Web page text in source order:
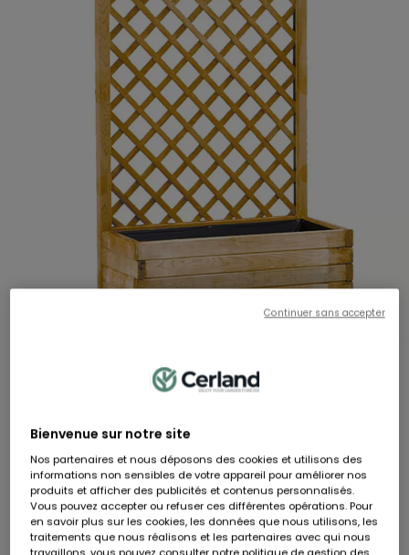
Bac à fleurs avec treillis LIERRE - 80 x 40 x 135,5 cm
Hauteur
136 cm
Largeur
80 cm
Longueur
40 cm
- 20,00 €
119,90 €
99,90 €
Dont 0,73 € d'éco-participation
En stock
Bienvenue sur notre site
Nos partenaires et nous déposons des cookies et utilisons des
informations non sensibles de votre appareil pour améliorer nos
produits et afficher des publicités et contenus personnalisés.
Vous pouvez accepter ou refuser ces différentes opérations. Pour
en savoir plus sur les cookies, les données que nous utilisons, les
traitements que nous réalisons et les partenaires avec qui nous
Continuer sans accepter